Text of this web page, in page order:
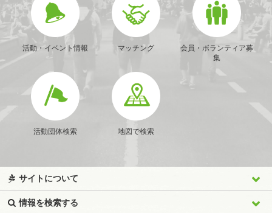
活動・イベント情報 マッチング
会員・ボランティア募
集
活動団体検索 地図で検索
サイトについて
情報を検索する